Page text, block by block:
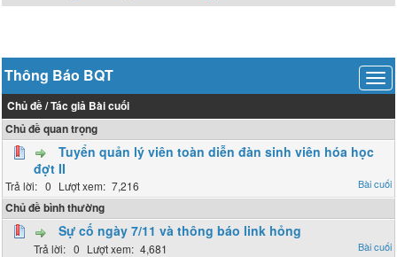
Thông Báo BQT
Chủ đề/Tác giả Bài cuối
Chủ đề quan trọng
Tuyển quản lý viên toàn diễn đàn sinh viên hóa học
đợt II
0
7,216
Chủ đề bình thường
Sự cố ngày 7/11 và thông báo link hỏng
0 4,681